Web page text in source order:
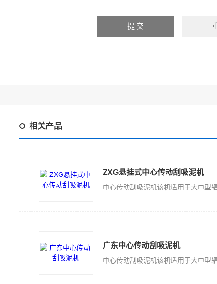
相关产品
ZXG悬挂式中心传动刮吸泥机
广东中心传动刮吸泥机